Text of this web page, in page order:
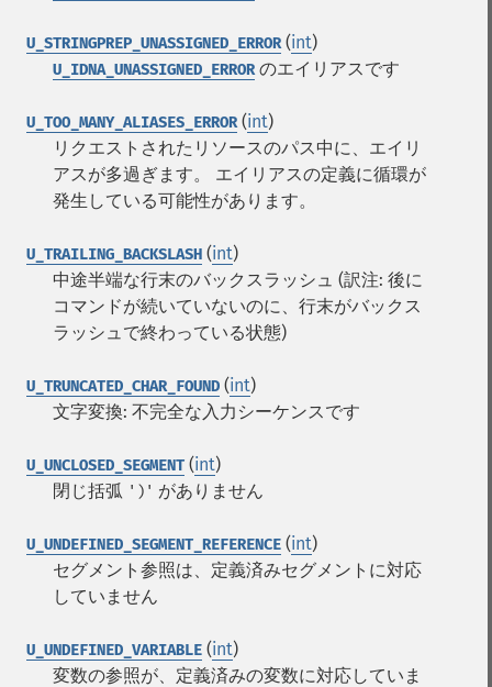
U_STRINGPREP_UNASSIGNED_ERROR(int)
U_IDNA_UNASSIGNED_ERRORのエイリアスです
U_TOO_MANY_ALIASES_ERROR(int)
リクエストされたリソースのパス中に、エイリ
アスが多過ぎます。 エイリアスの定義に循環が
発生している可能性があります。
U_TRAILING_BACKSLASH (int)
中途半端な行末のバックスラッシュ (訳注: 後に
コマンドが続いていないのに、行末がバックス
ラッシュで終わっている状態)
U_TRUNCATED_CHAR_FOUND (int)
文字変換: 不完全な入力シーケンスです
U_UNCLOSED_SEGMENT (int)
閉じ括弧 ')' がありません
U_UNDEFINED_SEGMENT_REFERENCE (int)
セグメント参照は、定義済みセグメントに対応
していません
U_UNDEFINED_VARIABLE (int)
変数の参照が、定義済みの変数に対応していま